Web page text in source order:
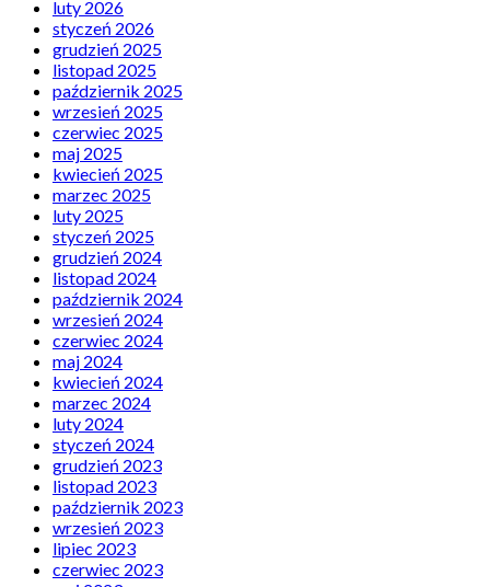
luty 2026
styczeń 2026
grudzień 2025
listopad 2025
październik 2025
wrzesień 2025
czerwiec 2025
maj 2025
kwiecień 2025
marzec 2025
luty 2025
styczeń 2025
grudzień 2024
listopad 2024
październik 2024
wrzesień 2024
czerwiec 2024
maj 2024
kwiecień 2024
marzec 2024
luty 2024
styczeń 2024
grudzień 2023
listopad 2023
październik 2023
wrzesień 2023
lipiec 2023
czerwiec 2023